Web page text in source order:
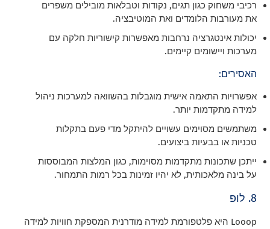
רכיבי משחוק כגון תגים, נקודות וטבלאות מובילים משפרים
את מעורבות הלומדים ואת המוטיבציה.
יכולות אינטגרציה נרחבות מאפשרות קישוריות חלקה עם
מערכות ויישומים קיימים.
האסירים:
אפשרויות התאמה אישית מוגבלות בהשוואה למערכות ניהול
למידה מתקדמות יותר.
משתמשים מסוימים עשויים להיתקל מדי פעם בתקלות
טכניות או בבעיות ביצועים.
ייתכן שתכונות מתקדמות מסוימות, כגון המלצות המבוססות
על בינה מלאכותית, לא יהיו זמינות בכל רמות התמחור.
8. לופ
Looop היא פלטפורמת למידה מודרנית המספקת חוויות למידה